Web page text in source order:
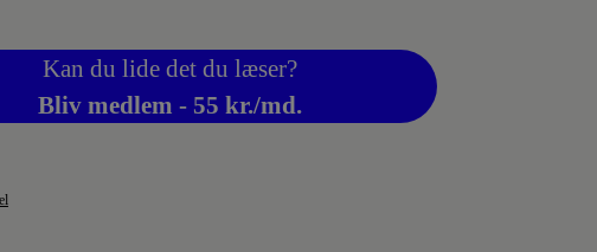
Kan du lide det du læser?
Bliv medlem - 55 kr./md.